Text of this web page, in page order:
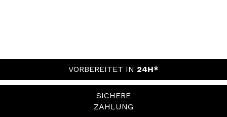
VORBEREITET IN 24H*
SICHERE
ZAHLUNG